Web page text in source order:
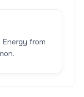
Energy from